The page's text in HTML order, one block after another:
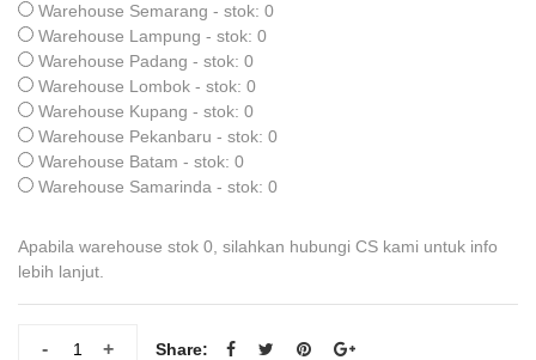
Warehouse Semarang - stok: 0
Warehouse Lampung - stok: 0
Warehouse Padang - stok: 0
Warehouse Lombok - stok: 0
Warehouse Kupang - stok: 0
Warehouse Pekanbaru - stok: 0
Warehouse Batam - stok: 0
Warehouse Samarinda - stok: 0
Apabila warehouse stok 0, silahkan hubungi CS kami untuk info
lebih lanjut.
+
- Share: